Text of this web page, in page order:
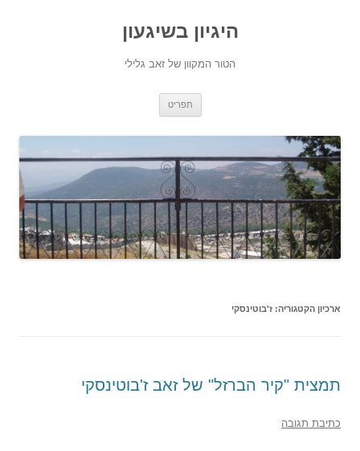
היגיון בשיגעון
הטור המקוון של זאב גלילי
תפריט
ארכיון הקטגוריה: ז'בוטינסקי
תמצית "קיר הברזל" של זאב ז'בוטינסקי
כתיבת תגובה